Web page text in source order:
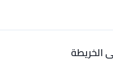
الخريطة